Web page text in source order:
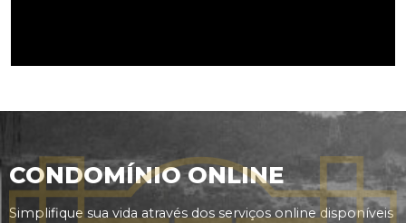
CONDOMÍNIO ONLINE
Simplifique sua vida através dos serviços online disponíveis